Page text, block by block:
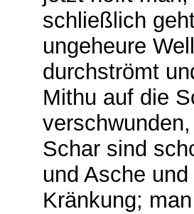
schließlich
ungeheure
durchströmt
Mithu auf die
Schar sind
und Asche
Kränkung;